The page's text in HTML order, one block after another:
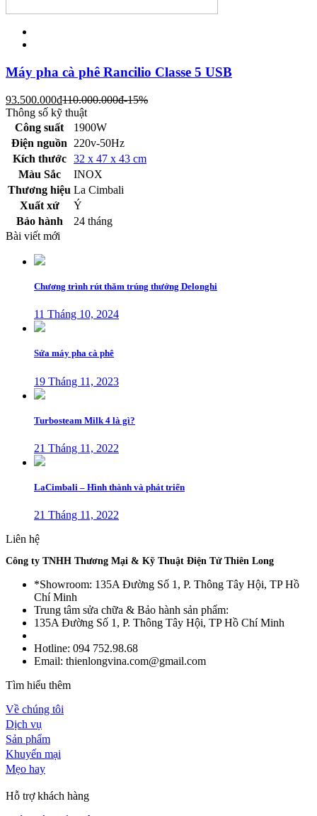
Máy pha cà phê Rancilio Classe 5 USB
93.500.000đ110.000.000đ-15%
Thông số kỹ thuật
Công suất
1900W
Điện nguồn
220v-50Hz
Kích thước
32 x 47 x 43 cm
Màu Sắc
INOX
Thương hiệu La Cimbali
Xuất xứ
Ý
Bảo hành
24 tháng
Bài viết mới
Chương trình rút thăm trúng thưởng Delonghi
11 Tháng 10, 2024
Sửa máy pha cà phê
19 Tháng 11, 2023
Turbosteam Milk 4 là gì?
21 Tháng 11, 2022
LaCimbali – Hình thành và phát triển
21 Tháng 11, 2022
Liên hệ
Công ty TNHH Thương Mại & Kỹ Thuật Điện Tử Thiên Long
*Showroom: 135A Đường Số 1, P. Thông Tây Hội, TP Hồ
Chí Minh
Trung tâm sửa chữa & Bảo hành sản phẩm:
135A Đường Số 1, P. Thông Tây Hội, TP Hồ Chí Minh
Hotline: 094 752.98.68
Email: thienlongvina.com@gmail.com
Tìm hiểu thêm
Về chúng tôi
Dịch vụ
Sản phẩm
Khuyến mại
Mẹo hay
Hỗ trợ khách hàng